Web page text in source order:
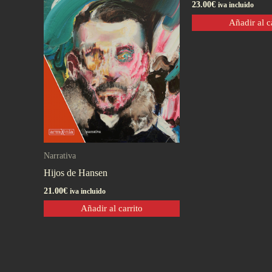
Narrativa
Hijos de Hansen
21.00€ iva incluido
Añadir al carrito
23.00€ iva incluido
Añadir al